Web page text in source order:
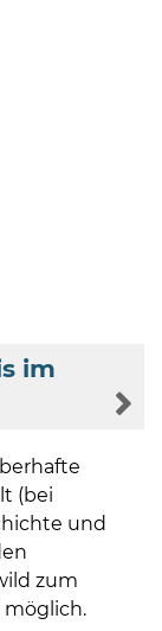
im
(bei
und
zum